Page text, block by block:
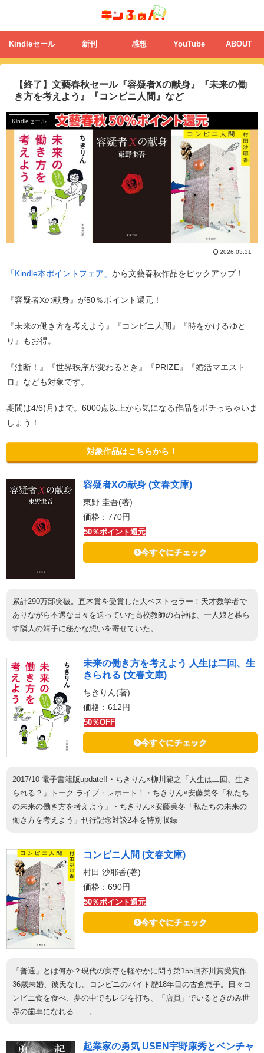
Kindleセール 新刊 感想 YouTube ABOUT
【終了】文藝春秋セール『容疑者Xの献身』『未来の働
き方を考えよう』『コンビニ人間』など
Kindleセール
2026.03.31
「Kindle本ポイントフェア」 から文藝春秋作品をピックアップ！
『容疑者Xの献身』が50％ポイント還元！
『未来の働き方を考えよう』『コンビニ人間』『時をかけるゆと
り』もお得。
『油断！』『世界秩序が変わるとき』『PRIZE』『婚活マエスト
ロ』なども対象です。
期間は4/6(月)まで。6000点以上から気になる作品をポチっちゃいま
しょう！
対象作品はこちらから！
容疑者Xの献身 (文春文庫)
東野 圭吾(著)
価格：770円
50％ポイント還元
今すぐにチェック
累計290万部突破。直木賞を受賞した大ベストセラー！天才数学者で
ありながら不遇な日々を送っていた高校教師の石神は、一人娘と暮ら
す隣人の靖子に秘かな想いを寄せていた。
未来の働き方を考えよう 人生は二回、生
きられる (文春文庫)
ちきりん(著)
価格：612円
50％OFF
今すぐにチェック
2017/10 電子書籍版update!!・ちきりん×柳川範之「人生は二回、生き
られる？」トーク ライブ・レポート！・ちきりん×安藤美冬「私たち
の未来の働き方を考えよう」・ちきりん×安藤美冬「私たちの未来の
働き方を考えよう」刊行記念対談2本を特別収録
コンビニ人間 (文春文庫)
村田 沙耶香(著)
価格：690円
50％ポイント還元
今すぐにチェック
「普通」とは何か？現代の実存を軽やかに問う第155回芥川賞受賞作
36歳未婚、彼氏なし。コンビニのバイト歴18年目の古倉恵子。日々コ
ンビニ食を食べ、夢の中でもレジを打ち、「店員」でいるときのみ世
界の歯車になれる――。
起業家の勇気 USEN宇野康秀とベンチャ